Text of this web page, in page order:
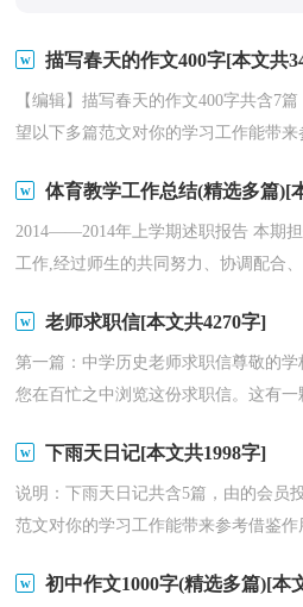
描写春天的作文400字[本文共
【编辑】描写春天的作文400字共含7
望以下多篇范文对你的学习工作能带
体育教学工作总结(精选多篇)[
2014——2014年上学期述职报告 本期
工作,经过师生的共同努力、协调配合
老师求职信[本文共4270字]
第一篇：中学历史老师求职信尊敬的
您在百忙之中浏览这份求职信。这有一
下雨天日记[本文共1998字]
说明：下雨天日记共含5篇，由的会员
范文对你的学习工作能带来参考借鉴
初中作文1000字(精选多篇)[本